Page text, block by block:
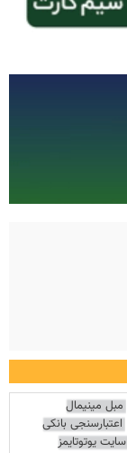
مبل مینیمال
اعتبارسنجی بانکی
سایت یوتوتایمز